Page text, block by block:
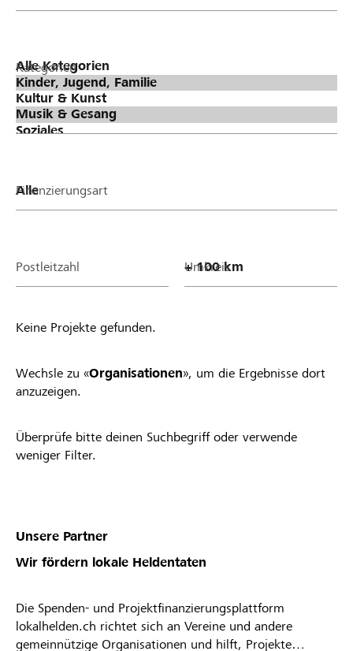
Kategorien
Finanzierungsart
Postleitzahl Umkreis
Keine Projekte gefunden.
Wechsle zu «Organisationen», um die Ergebnisse dort
anzuzeigen.
Überprüfe bitte deinen Suchbegriff oder verwende
weniger Filter.
Unsere Partner
Wir fördern lokale Heldentaten
Die Spenden- und Projektfinanzierungsplattform
lokalhelden.ch richtet sich an Vereine und andere
gemeinnützige Organisationen und hilft, Projekte